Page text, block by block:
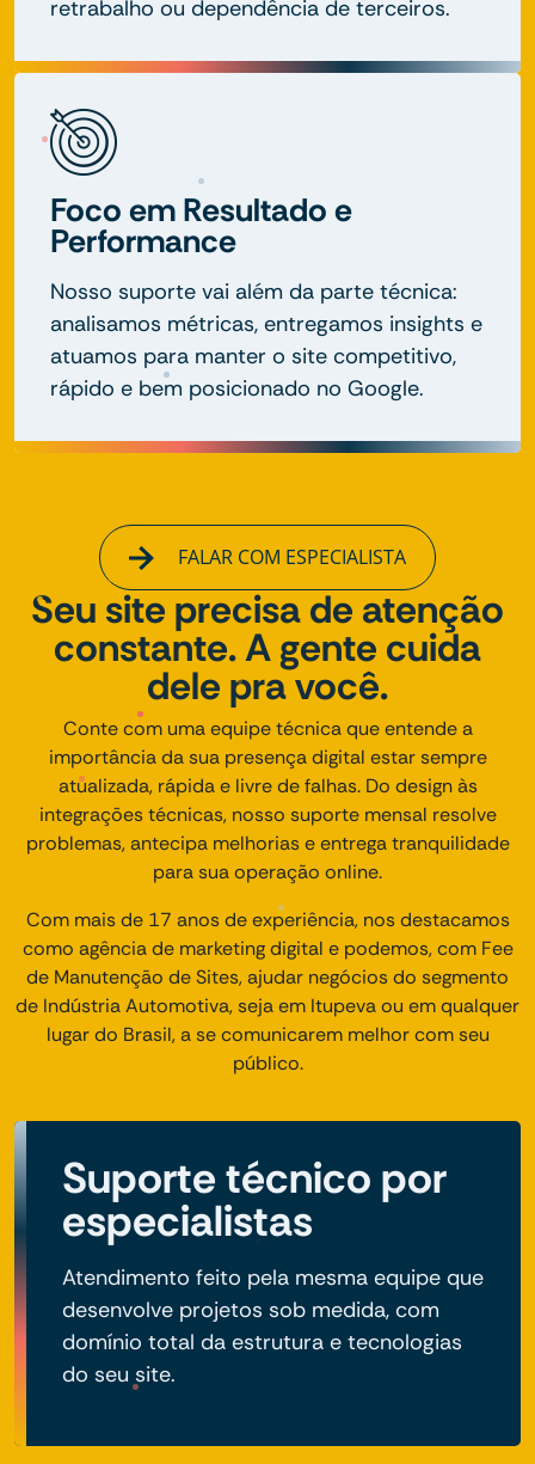
retrabalho ou dependência de terceiros.
Foco em Resultado e
Performance
Nosso suporte vai além da parte técnica:
analisamos métricas, entregamos insights e
atuamos para manter o site competitivo,
rápido e bem posicionado no Google.
FALAR COM ESPECIALISTA
Seu site precisa de atenção
constante. A gente cuida
dele pra você.
Conte com uma equipe técnica que entende a
importância da sua presença digital estar sempre
atualizada, rápida e livre de falhas. Do design às
integrações técnicas, nosso suporte mensal resolve
problemas, antecipa melhorias e entrega tranquilidade
para sua operação online.
Com mais de 17 anos de experiência, nos destacamos
como agência de marketing digital e podemos, com Fee
de Manutenção de Sites, ajudar negócios do segmento
de Indústria Automotiva, seja em Itupeva ou em qualquer
lugar do Brasil, a se comunicarem melhor com seu
público.
Suporte técnico por
especialistas
Atendimento feito pela mesma equipe que
desenvolve projetos sob medida, com
domínio total da estrutura e tecnologias
do seu site.